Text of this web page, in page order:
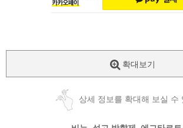
확대보기
상세 정보를 확대해 보실 수